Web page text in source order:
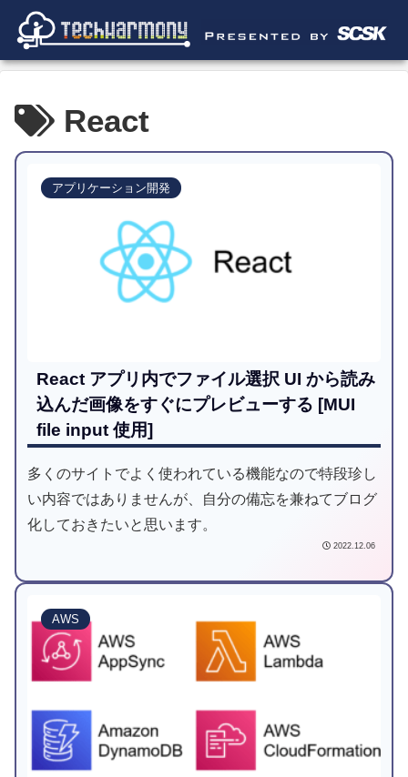
React
アプリケーション開発
React アプリ内でファイル選択 UI から読み
込んだ画像をすぐにプレビューする [MUI
file input 使用]
多くのサイトでよく使われている機能なので特段珍し
い内容ではありませんが、自分の備忘を兼ねてブログ
化しておきたいと思います。
2022.12.06
AWS